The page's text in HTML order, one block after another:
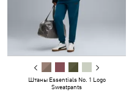
Штаны Essentials No. 1 Logo
Sweatpants